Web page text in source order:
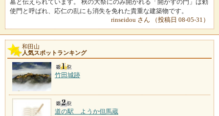
墓と伝えられています。 秋の大祭にのみ開かれる「開かずの門」は勅
使門と呼ばれ、応仁の乱にも消失を免れた貴重な建築物です。
rinseidou さん （投稿日 08-05-31）
和田山
人気スポットランキング
竹田城跡
道の駅 ようか但馬蔵